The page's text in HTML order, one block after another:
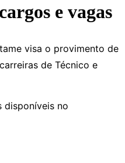
e vagas
visa o provimento de
de Técnico e
disponíveis no